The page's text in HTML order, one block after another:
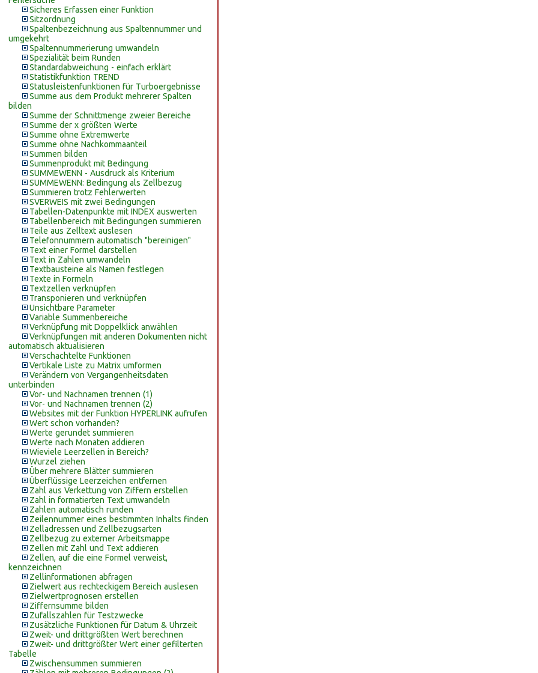
Sicheres Erfassen einer Funktion
Sitzordnung
Spaltenbezeichnung aus Spaltennummer und
umgekehrt
Spaltennummerierung umwandeln
Spezialität beim Runden
Standardabweichung - einfach erklärt
Statistikfunktion TREND
Statusleistenfunktionen für Turboergebnisse
Summe aus dem Produkt mehrerer Spalten
bilden
Summe der Schnittmenge zweier Bereiche
Summe der x größten Werte
Summe ohne Extremwerte
Summe ohne Nachkommaanteil
Summen bilden
Summenprodukt mit Bedingung
SUMMEWENN - Ausdruck als Kriterium
SUMMEWENN: Bedingung als Zellbezug
Summieren trotz Fehlerwerten
SVERWEIS mit zwei Bedingungen
Tabellen-Datenpunkte mit INDEX auswerten
Tabellenbereich mit Bedingungen summieren
Teile aus Zelltext auslesen
Telefonnummern automatisch "bereinigen"
Text einer Formel darstellen
Text in Zahlen umwandeln
Textbausteine als Namen festlegen
Texte in Formeln
Textzellen verknüpfen
Transponieren und verknüpfen
Unsichtbare Parameter
Variable Summenbereiche
Verknüpfung mit Doppelklick anwählen
Verknüpfungen mit anderen Dokumenten nicht
automatisch aktualisieren
Verschachtelte Funktionen
Vertikale Liste zu Matrix umformen
Verändern von Vergangenheitsdaten
unterbinden
Vor- und Nachnamen trennen (1)
Vor- und Nachnamen trennen (2)
Websites mit der Funktion HYPERLINK aufrufen
Wert schon vorhanden?
Werte gerundet summieren
Werte nach Monaten addieren
Wieviele Leerzellen in Bereich?
Wurzel ziehen
Über mehrere Blätter summieren
Überflüssige Leerzeichen entfernen
Zahl aus Verkettung von Ziffern erstellen
Zahl in formatierten Text umwandeln
Zahlen automatisch runden
Zeilennummer eines bestimmten Inhalts finden
Zelladressen und Zellbezugsarten
Zellbezug zu externer Arbeitsmappe
Zellen mit Zahl und Text addieren
Zellen, auf die eine Formel verweist,
kennzeichnen
Zellinformationen abfragen
Zielwert aus rechteckigem Bereich auslesen
Zielwertprognosen erstellen
Ziffernsumme bilden
Zufallszahlen für Testzwecke
Zusätzliche Funktionen für Datum & Uhrzeit
Zweit- und drittgrößten Wert berechnen
Zweit- und drittgrößter Wert einer gefilterten
Tabelle
Zwischensummen summieren